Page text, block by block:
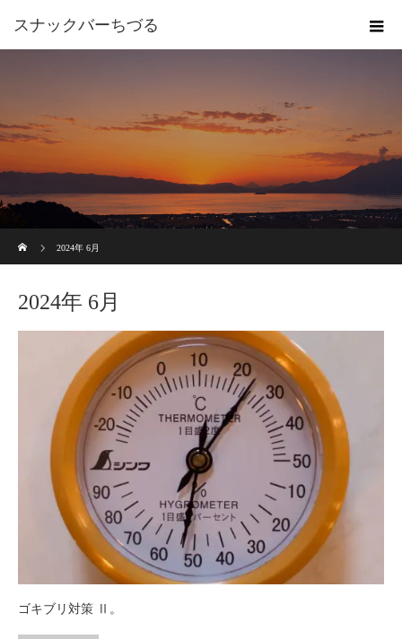
スナックバーちづる
2024年 6月
2024年 6月
ゴキブリ対策 Ⅱ。